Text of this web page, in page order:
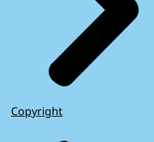
Copyright